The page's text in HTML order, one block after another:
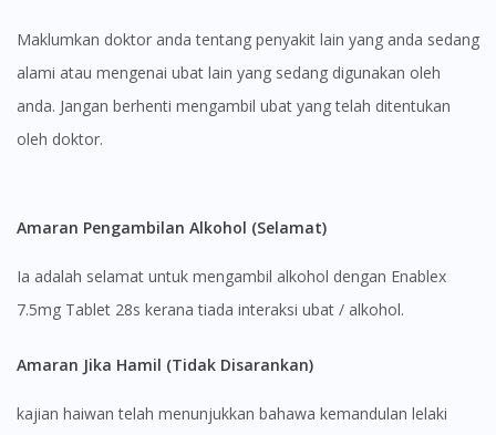
Maklumkan doktor anda tentang penyakit lain yang anda sedang
alami atau mengenai ubat lain yang sedang digunakan oleh
anda. Jangan berhenti mengambil ubat yang telah ditentukan
oleh doktor.
Amaran Pengambilan Alkohol (Selamat)
Ia adalah selamat untuk mengambil alkohol dengan Enablex
7.5mg Tablet 28s kerana tiada interaksi ubat / alkohol.
Amaran Jika Hamil (Tidak Disarankan)
kajian haiwan telah menunjukkan bahawa kemandulan lelaki